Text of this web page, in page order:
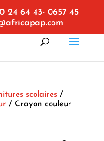
24 64 43- 0657 45
scolaires/
/ Crayon couleur